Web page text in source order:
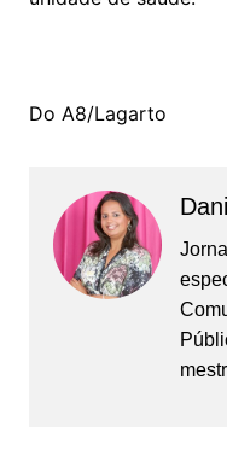
Do A8/Lagarto